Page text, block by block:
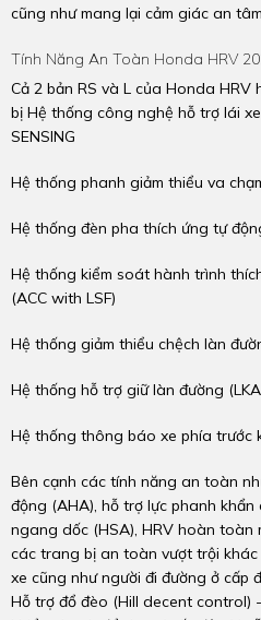
cũng như mang lại cảm giác an
Tính Năng An Toàn Honda HRV
Cả 2 bản RS và L của Honda
bị Hệ thống công nghệ hỗ trợ lái
SENSING
Hệ thống phanh giảm thiểu va
Hệ thống đèn pha thích ứng tự
Hệ thống kiểm soát hành trình
(ACC with LSF)
Hệ thống giảm thiểu chệch làn
Hệ thống hỗ trợ giữ làn đường
Hệ thống thông báo xe phía trước
Bên cạnh các tính năng an toàn
động (AHA), hỗ trợ lực phanh khẩn
ngang dốc (HSA), HRV hoàn toàn
các trang bị an toàn vượt trội
xe cũng như người đi đường ở cấp
Hỗ trợ đổ đèo (Hill decent control)